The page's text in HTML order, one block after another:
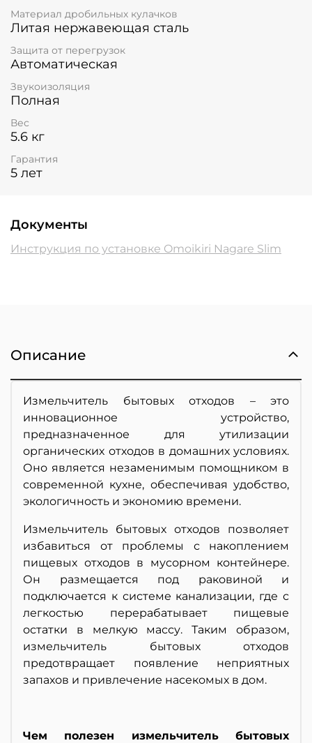
Материал дробильных кулачков
Литая нержавеющая сталь
Защита от перегрузок
Автоматическая
Звукоизоляция
Полная
Вес
5.6 кг
Гарантия
5 лет
Документы
Инструкция по установке Omoikiri Nagare Slim
Описание
Измельчитель бытовых отходов – это
инновационное устройство,
предназначенное для утилизации
органических отходов в домашних условиях.
Оно является незаменимым помощником в
современной кухне, обеспечивая удобство,
экологичность и экономию времени.
Измельчитель бытовых отходов позволяет
избавиться от проблемы с накоплением
пищевых отходов в мусорном контейнере.
Он размещается под раковиной и
подключается к системе канализации, где с
легкостью перерабатывает пищевые
остатки в мелкую массу. Таким образом,
измельчитель бытовых отходов
предотвращает появление неприятных
запахов и привлечение насекомых в дом.
Чем полезен измельчитель бытовых